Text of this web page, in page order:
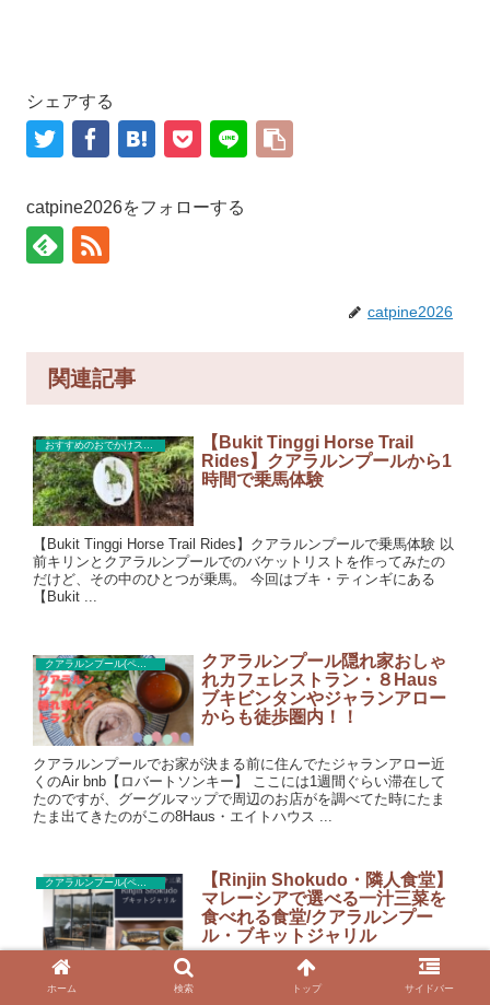
シェアする
catpine2026をフォローする
catpine2026
関連記事
【Bukit Tinggi Horse Trail
Rides】クアラルンプールから1
時間で乗馬体験
【Bukit Tinggi Horse Trail Rides】クアラルンプールで乗馬体験 以
前キリンとクアラルンプールでのバケットリストを作ってみたの
だけど、その中のひとつが乗馬。 今回はブキ・ティンギにある
【Bukit ...
クアラルンプール隠れ家おしゃ
れカフェレストラン・８Haus
ブキビンタンやジャランアロー
からも徒歩圏内！！
クアラルンプールでお家が決まる前に住んでたジャランアロー近
くのAir bnb【ロバートソンキー】 ここには1週間ぐらい滞在して
たのですが、グーグルマップで周辺のお店がを調べてた時にたま
たま出てきたのがこの8Haus・エイトハウス ...
【Rinjin Shokudo・隣人食堂】
マレーシアで選べる一汁三菜を
食べれる食堂/クアラルンプー
ル・ブキットジャリル
栄養バランスのいい理想的な献立とされる一汁三菜。 マレーシア
ホーム 検索 トップ サイドバー